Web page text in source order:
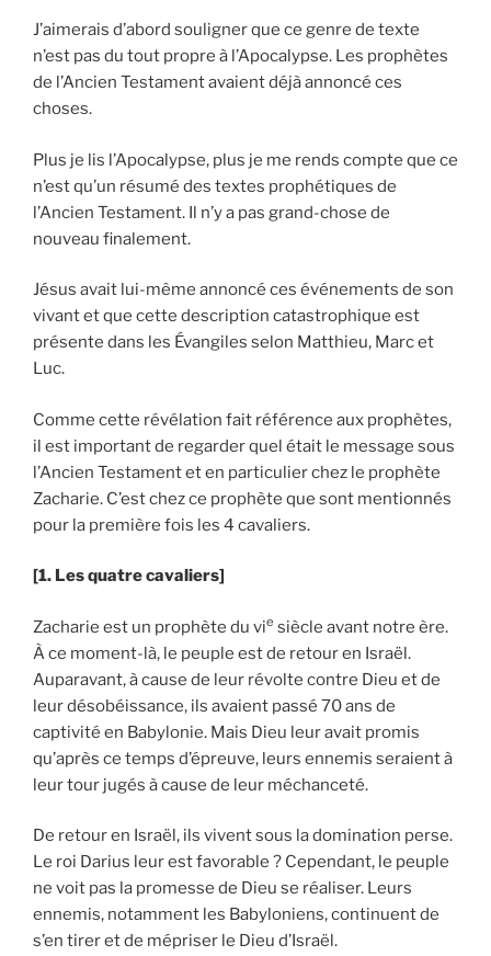
J’aimerais d’abord souligner que ce genre de texte
n’est pas du tout propre à l’Apocalypse. Les prophètes
de l’Ancien Testament avaient déjà annoncé ces
choses.
Plus je lis l’Apocalypse, plus je me rends compte que ce
n’est qu’un résumé des textes prophétiques de
l’Ancien Testament. Il n’y a pas grand-chose de
nouveau finalement.
Jésus avait lui-même annoncé ces événements de son
vivant et que cette description catastrophique est
présente dans les Évangiles selon Matthieu, Marc et
Luc.
Comme cette révélation fait référence aux prophètes,
il est important de regarder quel était le message sous
l’Ancien Testament et en particulier chez le prophète
Zacharie. C’est chez ce prophète que sont mentionnés
pour la première fois les 4 cavaliers.
[1. Les quatre cavaliers]
Zacharie est un prophète du vie siècle avant notre ère.
À ce moment-là, le peuple est de retour en Israël.
Auparavant, à cause de leur révolte contre Dieu et de
leur désobéissance, ils avaient passé 70 ans de
captivité en Babylonie. Mais Dieu leur avait promis
qu’après ce temps d’épreuve, leurs ennemis seraient à
leur tour jugés à cause de leur méchanceté.
De retour en Israël, ils vivent sous la domination perse.
Le roi Darius leur est favorable ? Cependant, le peuple
ne voit pas la promesse de Dieu se réaliser. Leurs
ennemis, notamment les Babyloniens, continuent de
s’en tirer et de mépriser le Dieu d’Israël.